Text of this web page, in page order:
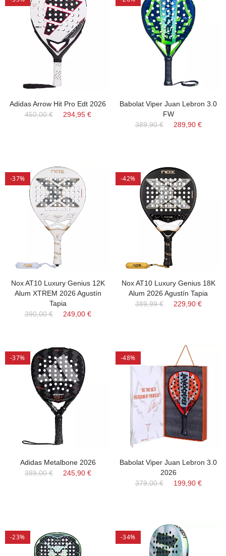
Adidas Arrow Hit Pro Edt 2026
450,00 €
294,95 €
Babolat Viper Juan Lebron 3.0
FW
389,90 €
289,90 €
-37%
Nox AT10 Luxury Genius 12K
Alum XTREM 2026 Agustín
Tapia
390,00 €
249,00 €
-42%
Nox AT10 Luxury Genius 18K
Alum 2026 Agustín Tapia
389,99 €
229,90 €
-37%
Adidas Metalbone 2026
389,00 €
245,90 €
-48%
Babolat Viper Juan Lebron 3.0
2026
379,00 €
199,90 €
-23% -34%